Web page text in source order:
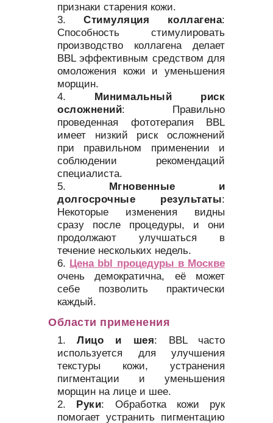
признаки старения кожи.
Стимуляция коллагена:
Способность стимулировать
производство коллагена делает
BBL эффективным средством для
омоложения кожи и уменьшения
морщин.
Минимальный риск
осложнений: Правильно
проведенная фототерапия BBL
имеет низкий риск осложнений
при правильном применении и
соблюдении рекомендаций
специалиста.
Мгновенные и
долгосрочные результаты:
Некоторые изменения видны
сразу после процедуры, и они
продолжают улучшаться в
течение нескольких недель.
Цена bbl процедуры в Москве
очень демократична, её может
себе позволить практически
каждый.
Области применения
Лицо и шея: BBL часто
используется для улучшения
текстуры кожи, устранения
пигментации и уменьшения
морщин на лице и шее.
Руки: Обработка кожи рук
помогает устранить пигментацию